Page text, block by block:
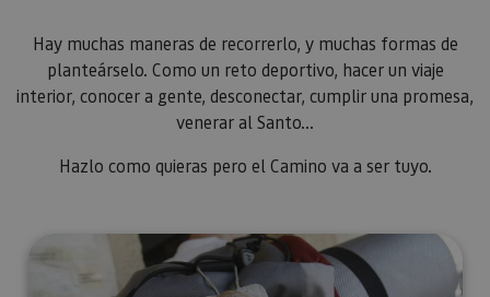
Hay muchas maneras de recorrerlo, y muchas formas de
planteárselo. Como un reto deportivo, hacer un viaje
interior, conocer a gente, desconectar, cumplir una promesa,
venerar al Santo...
Hazlo como quieras pero el Camino va a ser tuyo.
A pie